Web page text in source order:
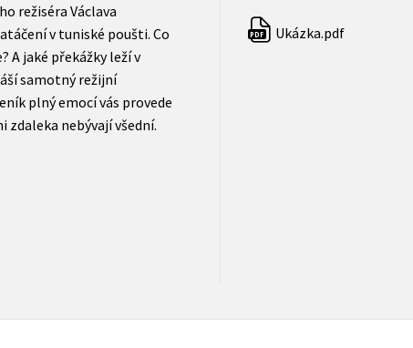
režiséra Václava
v tuniské poušti. Co
A jaké překážky leží v
samotný režijní
plný emocí vás provede
nebývají všední.
PDF Ukázka.pdf